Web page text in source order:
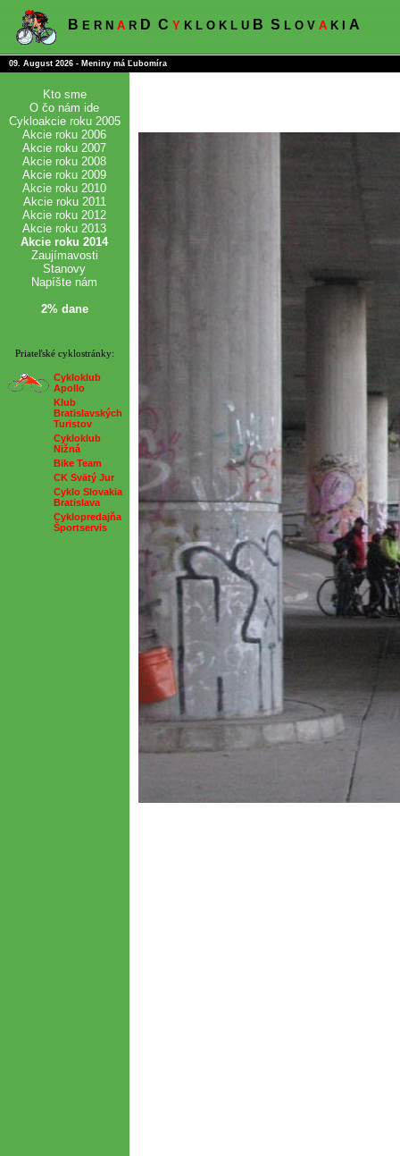
B E R N A R D C Y K L O K L U B S L O V A K I A
09. August 2026 - Meniny má Ľubomíra
Kto sme
O čo nám ide
Cykloakcie roku 2005
Akcie roku 2006
Akcie roku 2007
Akcie roku 2008
Akcie roku 2009
Akcie roku 2010
Akcie roku 2011
Akcie roku 2012
Akcie roku 2013
Akcie roku 2014
Zaujímavosti
Stanovy
Napíšte nám
2% dane
Priateľské cyklostránky:
Cykloklub
Apollo
Klub
Bratislavských
Turistov
Cykloklub
Nižná
Bike Team
CK Svätý Jur
Cyklo Slovakia
Bratislava
Cyklopredajňa
Športservis